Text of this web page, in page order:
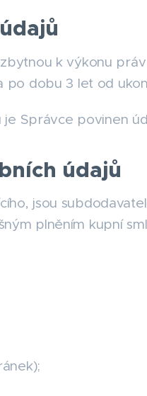
k výkonu
dobu 3 let od
Správce povinen
údajů
jsou
plněním kupní